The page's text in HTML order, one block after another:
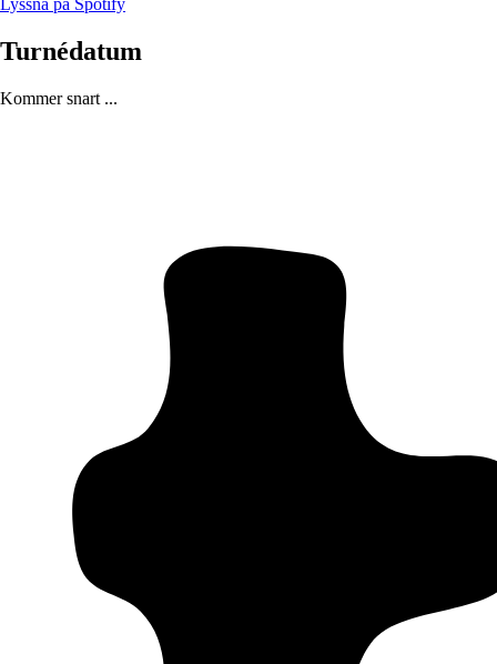
Lyssna på Spotify
Turnédatum
Kommer snart ...